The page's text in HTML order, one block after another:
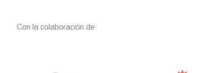
Con la colaboración de: